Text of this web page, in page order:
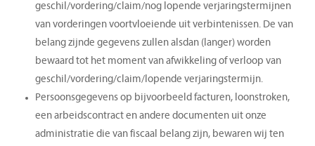
geschil/vordering/claim/nog lopende verjaringstermijnen
van vorderingen voortvloeiende uit verbintenissen. De van
belang zijnde gegevens zullen alsdan (langer) worden
bewaard tot het moment van afwikkeling of verloop van
geschil/vordering/claim/lopende verjaringstermijn.
Persoonsgegevens op bijvoorbeeld facturen, loonstroken,
een arbeidscontract en andere documenten uit onze
administratie die van fiscaal belang zijn, bewaren wij ten